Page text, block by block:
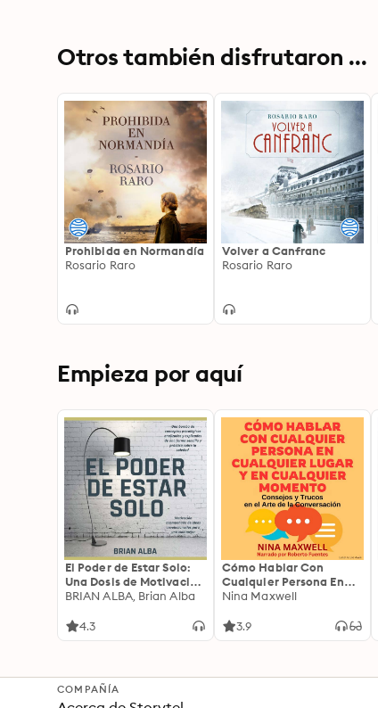
Otros también disfrutaron ...
Prohibida en Normandía
Rosario Raro
Volver a Canfranc
Rosario Raro
Empieza por aquí
El Poder de Estar Solo:
Una Dosis de Motivación
Acompañada de Ideas
una Vida Mejor
BRIAN ALBA, Brian Alba
4.3
Cómo Hablar Con
Cualquier Persona En
Cualquier Lugar Y En
Nina Maxwell
3.9
COMPAÑÍA